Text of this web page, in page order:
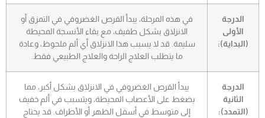
الدرجة
الأولى
(البداية):
في هذه المرحلة، يبدأ القرص الغضروفي في التمزق أو
الانزلاق بشكل طفيف، مع بقاء الأنسجة المحيطة
سليمة. قد لا يسبب هذا الانزلاق أي ألم ملحوظ، وعادة
ما يتطلب العلاج الراحة والعلاج الطبيعي فقط.
الدرجة
الثانية
(التمدد):
يبدأ القرص الغضروفي في الانزلاق بشكل أكبر، مما
يضغط على الأعصاب المحيطة، ويتسبب في ألم خفيف
إلى متوسط في أسفل الظهر أو الأطراف. قد يحتاج